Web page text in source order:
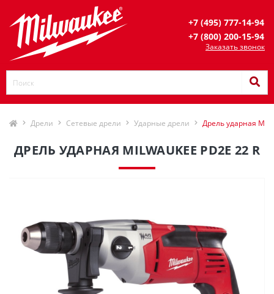
+7 (495) 777-14-94
+7 (800) 200-15-94
Заказать звонок
Дрели Сетевые дрели Ударные дрели Дрель ударная
ДРЕЛЬ УДАРНАЯ MILWAUKEE PD2E 22 R